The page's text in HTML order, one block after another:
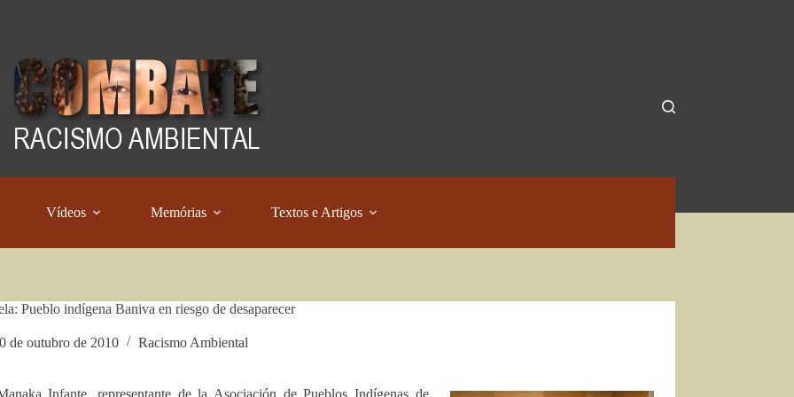
Vídeos Memórias Textos e Artigos
Pueblo indígena Baniva en riesgo de desaparecer
de outubro de 2010 Racismo Ambiental
Infante, representante de la Asociación de Pueblos Indígenas de